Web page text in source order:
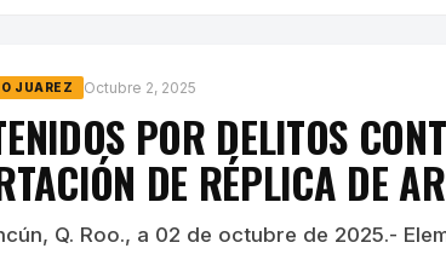
JUAREZ Octubre 2, 2025
POR DELITOS
DE RÉPLICA DE
Q. Roo., a 02 de octubre de 2025.-